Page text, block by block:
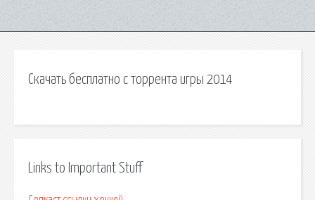
Скачать бесплатно с торрента игры 2014
Links to Important Stuff